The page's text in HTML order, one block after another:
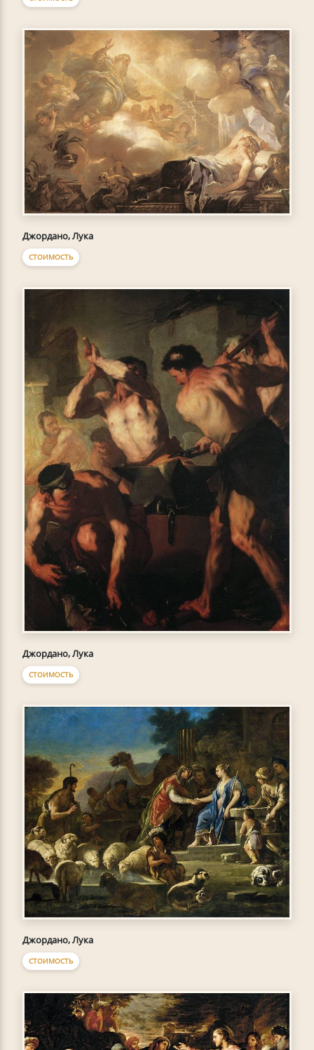
Джордано, Лука
СТОИМОСТЬ
Джордано, Лука
СТОИМОСТЬ
Джордано, Лука
СТОИМОСТЬ